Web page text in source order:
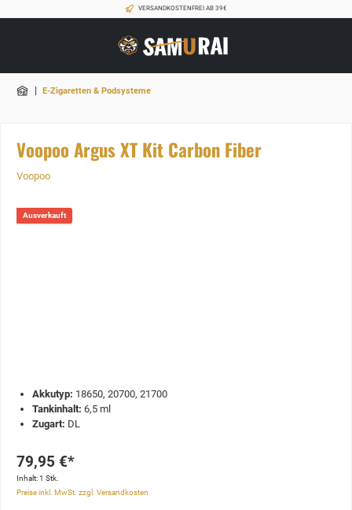
VERSANDKOSTENFREI AB 39€
| E-Zigaretten & Podsysteme
Voopoo Argus XT Kit Carbon Fiber
Voopoo
Ausverkauft
Akkutyp: 18650, 20700, 21700
Tankinhalt: 6,5 ml
Zugart: DL
79,95 €*
Inhalt:1 Stk.
Preise inkl. MwSt. zzgl. Versandkosten